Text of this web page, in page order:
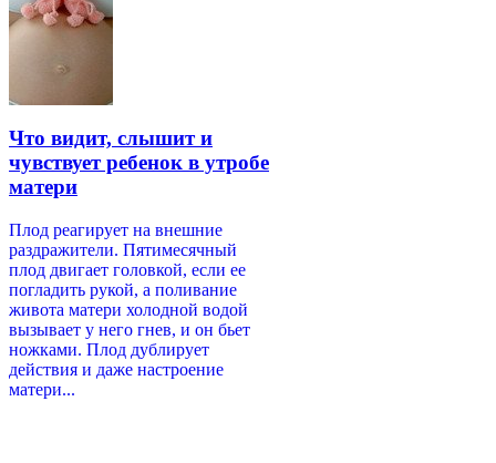
Что видит, слышит и
чувствует ребенок в утробе
матери
Плод реагирует на внешние
раздражители. Пятимесячный
плод двигает головкой, если ее
погладить рукой, а поливание
живота матери холодной водой
вызывает у него гнев, и он бьет
ножками. Плод дублирует
действия и даже настроение
матери...